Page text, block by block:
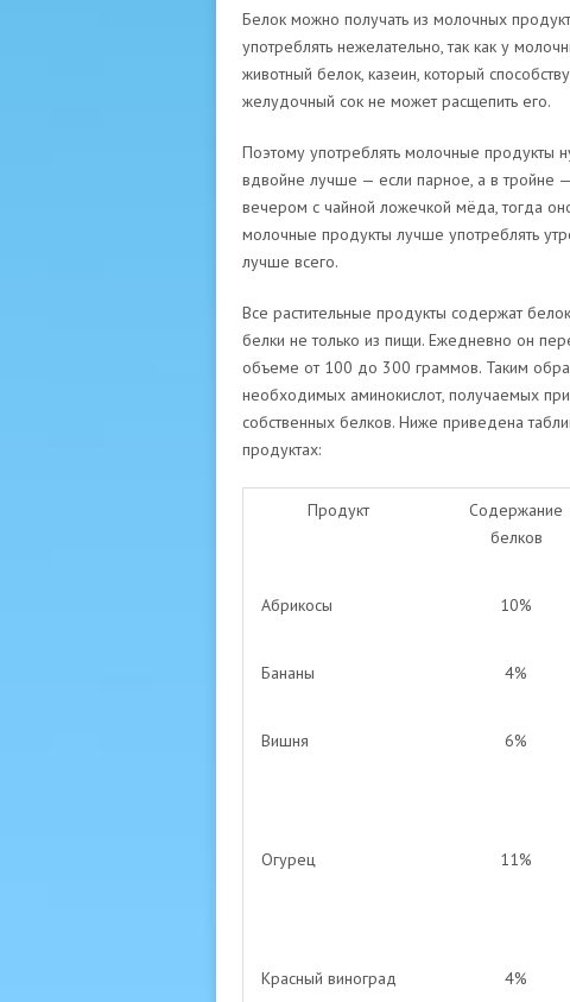
Белок можно получать из молочных
употреблять нежелательно, так как у
животный белок, казеин, который
желудочный сок не может расщепить его.
Поэтому употреблять молочные продукты
вдвойне лучше — если парное, а в тройне
вечером с чайной ложечкой мёда, тогда
молочные продукты лучше употреблять
лучше всего.
Все растительные продукты содержат
белки не только из пищи. Ежедневно он
объеме от 100 до 300 граммов. Таким
необходимых аминокислот, получаемых
собственных белков. Ниже приведена
продуктах:
Продукт
Содержание
белков
Абрикосы 10%
Бананы 4%
Вишня 6%
Огурец 11%
Красный виноград 4%